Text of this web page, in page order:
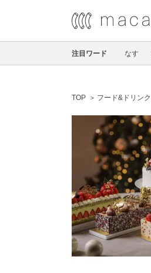
注目ワード なす
TOP フード&ドリンク